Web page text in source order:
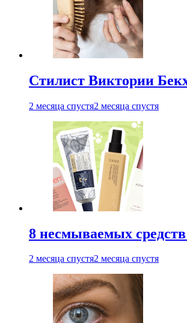
Стилист Виктории
2 месяца спустя2 месяца спустя
8 несмываемых
2 месяца спустя2 месяца спустя